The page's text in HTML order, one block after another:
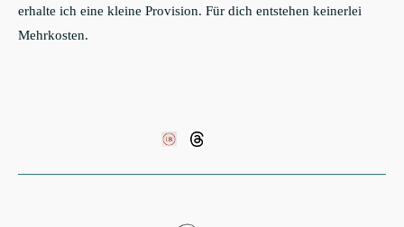
erhalte ich eine kleine Provision. Für dich entstehen keinerlei
Mehrkosten.